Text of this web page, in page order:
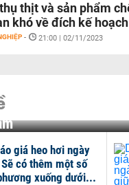
thịt và sản phẩm
khó về đích kế
- 21:00 | 02/11/2023
giá heo hơi ngày
có thêm một số
xuống dưới...